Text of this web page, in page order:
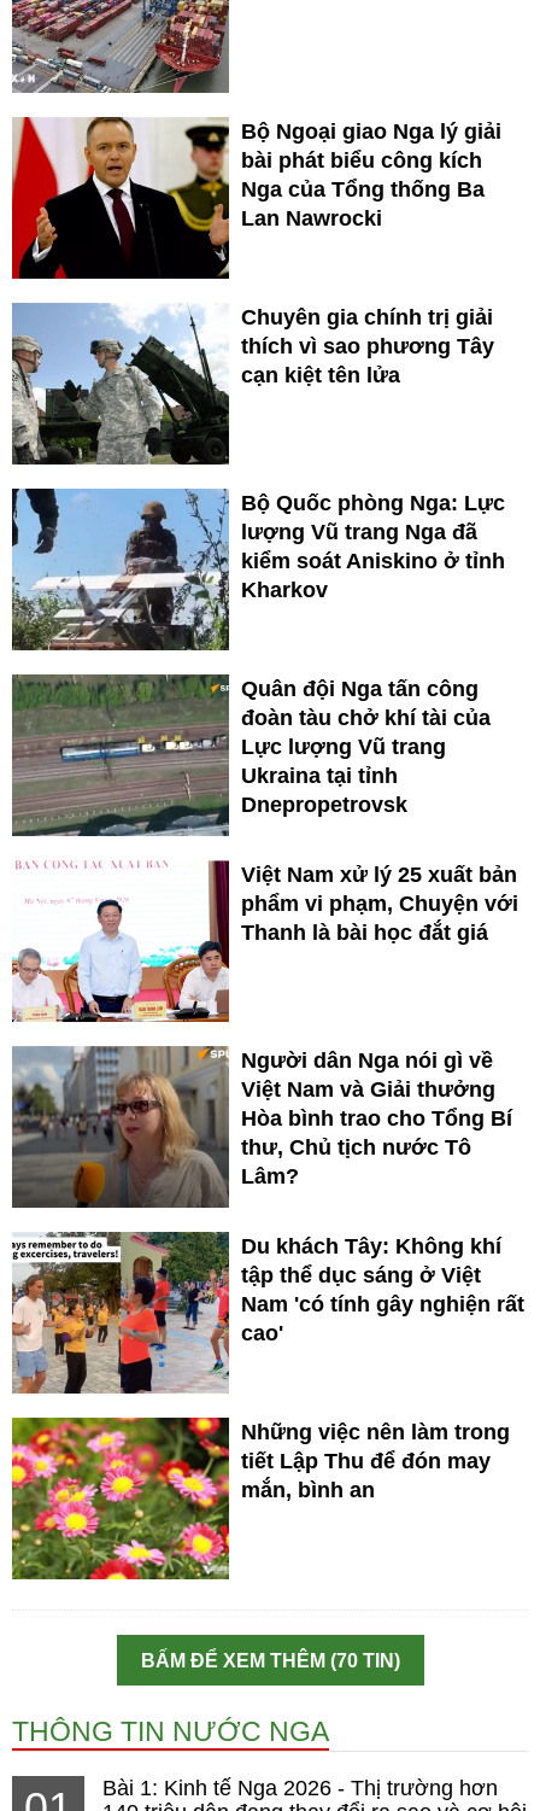
Bộ Ngoại giao Nga lý giải
bài phát biểu công kích
Nga của Tổng thống Ba
Lan Nawrocki
Chuyên gia chính trị giải
thích vì sao phương Tây
cạn kiệt tên lửa
Bộ Quốc phòng Nga: Lực
lượng Vũ trang Nga đã
kiểm soát Aniskino ở tỉnh
Kharkov
Quân đội Nga tấn công
đoàn tàu chở khí tài của
Lực lượng Vũ trang
Ukraina tại tỉnh
Dnepropetrovsk
Việt Nam xử lý 25 xuất bản
phẩm vi phạm, Chuyện với
Thanh là bài học đắt giá
Người dân Nga nói gì về
Việt Nam và Giải thưởng
Hòa bình trao cho Tổng Bí
thư, Chủ tịch nước Tô
Lâm?
Du khách Tây: Không khí
tập thể dục sáng ở Việt
Nam 'có tính gây nghiện rất
cao'
Những việc nên làm trong
tiết Lập Thu để đón may
mắn, bình an
BẤM ĐỂ XEM THÊM (70 TIN)
THÔNG TIN NƯỚC NGA
Bài 1: Kinh tế Nga 2026 - Thị trường hơn